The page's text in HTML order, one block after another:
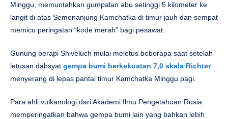
Minggu, memuntahkan gumpalan abu setinggi 5 kilometer ke
langit di atas Semenanjung Kamchatka di timur jauh dan sempat
memicu peringatan “kode merah” bagi pesawat.
Gunung berapi Shiveluch mulai meletus beberapa saat setelah
letusan dahsyat gempa bumi berkekuatan 7,0 skala Richter
menyerang di lepas pantai timur Kamchatka Minggu pagi.
Para ahli vulkanologi dari Akademi Ilmu Pengetahuan Rusia
memperingatkan bahwa gempa bumi lain yang bahkan lebih